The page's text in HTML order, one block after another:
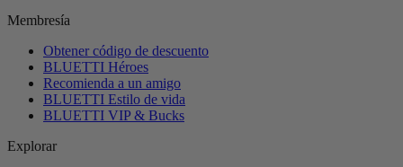
Membresía
Obtener código de descuento
BLUETTI Héroes
Recomienda a un amigo
BLUETTI Estilo de vida
BLUETTI VIP & Bucks
Explorar